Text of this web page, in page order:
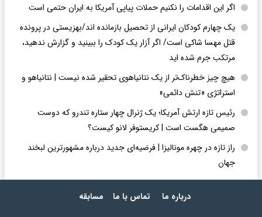
اگر این اقدامات را نکنیم حملات پیاپی آمریکا به ایران حتمی است
یک چهارم کودکان ایرانی از تحصیل بازمانده اند/بهزیستی در پرونده
قتل مهسا شاکی است/ اگر آزار یک کودک را ببینید و گزارش ندهید،
مرتکب جرم شده اید
هیچ چیز خطرناک‌تر از یک نتانیاهوی تحقیر شده نیست | نتانیاهو و
استراتژی «تنش دائمی»
رئیس تازه ارتش آمریکا؛ یک ژنرال چهار ستاره تندرو که دوست
صمیمی هگست است | کریستوفر لانو کیست؟
راز تازه در چهره مونالیزا | فرضیه‌ای جدید درباره مشهورترین لبخند
جهان
درباره ما تماس با ما مسابقه